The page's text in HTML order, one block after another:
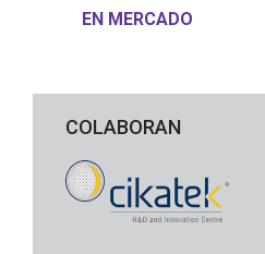
EN MERCADO
COLABORAN